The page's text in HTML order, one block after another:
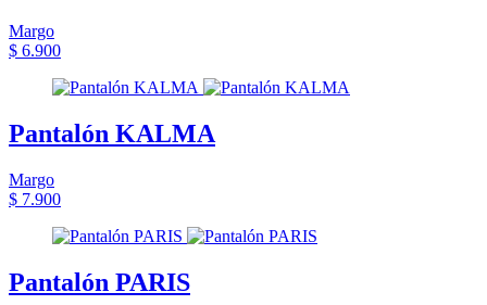
Margo
$ 6.900
Pantalón KALMA
Margo
$ 7.900
Pantalón PARIS